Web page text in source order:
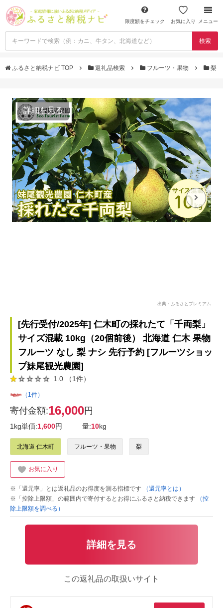
限度額をチェック お気に入り メニュー
検索
ふるさと納税ナビ TOP 返礼品検索 フルーツ・果物 梨
詳細を見る
出典：ふるさとプレミアム
[先行受付/2025年] 仁木町の採れたて「千両梨」
サイズ混載 10kg（20個前後） 北海道 仁木 果物
フルーツ なし 梨 ナシ 先行予約 [フルーツショッ
プ妹尾観光農園]
1.0 （1件）
（1件）
寄付金額:16,000円
1kg単価:1,600円 量:10kg
北海道 仁木町 フルーツ・果物 梨
お気に入り
※「還元率」とは返礼品のお得度を測る指標です
（還元率とは）
※「控除上限額」の範囲内で寄付するとお得にふるさと納税できます
（控
除上限額を調べる）
詳細を見る
この返礼品の取扱いサイト